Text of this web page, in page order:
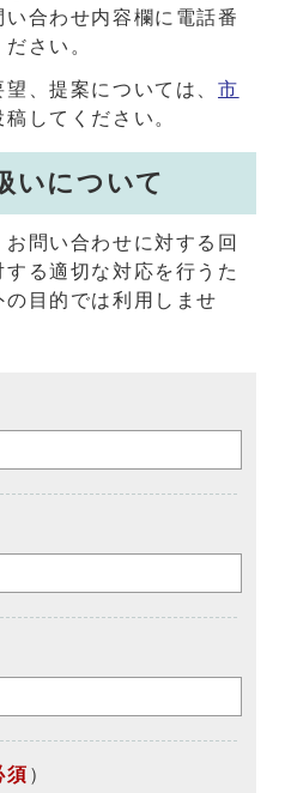
合わせ内容欄に電話番
さい。
、提案については、 市
稿してください。
いについて
問い合わせに対する回
る適切な対応を行うた
目的では利用しませ
須 ）